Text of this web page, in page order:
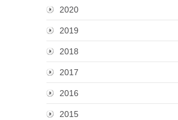
2020
2019
2018
2017
2016
2015